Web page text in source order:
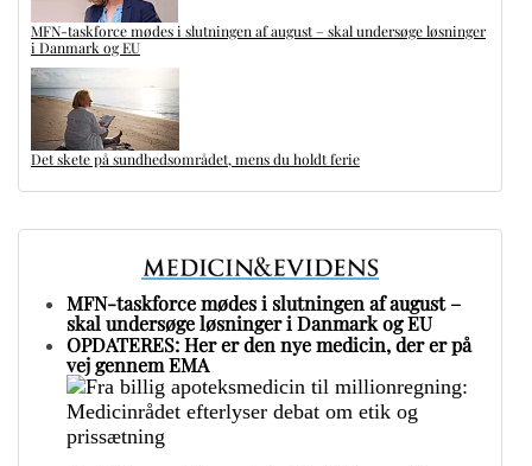
MFN-taskforce mødes i slutningen af august – skal undersøge løsninger
i Danmark og EU
Det skete på sundhedsområdet, mens du holdt ferie
MFN-taskforce mødes i slutningen af august –
skal undersøge løsninger i Danmark og EU
OPDATERES: Her er den nye medicin, der er på
vej gennem EMA